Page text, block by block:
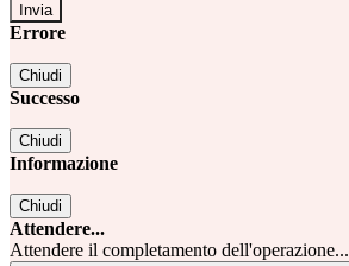
Errore
Chiudi
Successo
Chiudi
Informazione
Chiudi
Attendere...
Attendere il completamento dell'operazione...